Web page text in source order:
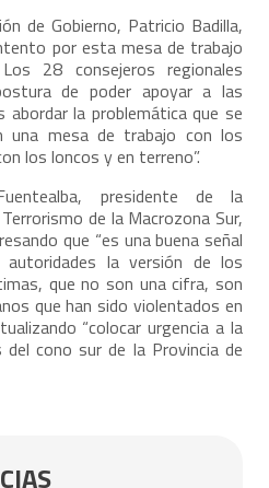
de Gobierno, Patricio Badilla,
por esta mesa de trabajo
28 consejeros regionales
de poder apoyar a las
la problemática que se
una mesa de trabajo con los
los loncos y en terreno”.
presidente de la
de la Macrozona Sur,
que “es una buena señal
la versión de los
que no son una cifra, son
que han sido violentados en
“colocar urgencia a la
cono sur de la Provincia de